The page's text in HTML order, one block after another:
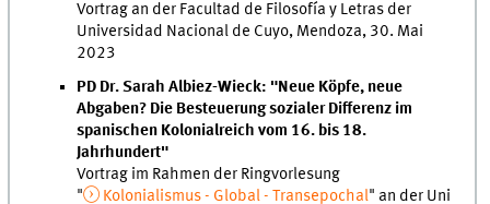
Vortrag an der Facultad de Filosofía y Letras der
Universidad Nacional de Cuyo, Mendoza, 30. Mai
2023
PD Dr. Sarah Albiez-Wieck: "Neue Köpfe, neue
Abgaben? Die Besteuerung sozialer Differenz im
spanischen Kolonialreich vom 16. bis 18.
Jahrhundert"
Vortrag im Rahmen der Ringvorlesung
"
Kolonialismus - Global - Transepochal" an der Uni